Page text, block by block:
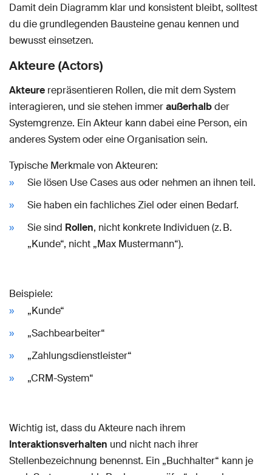
Damit dein Diagramm klar und konsistent bleibt, solltest
du die grundlegenden Bausteine genau kennen und
bewusst einsetzen.
Akteure (Actors)
Akteure repräsentieren Rollen, die mit dem System
interagieren, und sie stehen immeraußerhalbder
Systemgrenze. Ein Akteur kann dabei eine Person, ein
anderes System oder eine Organisation sein.
Typische Merkmale von Akteuren:
Sie lösen Use Cases aus oder nehmen an ihnen teil.
Sie haben ein fachliches Ziel oder einen Bedarf.
Sie sind Rollen, nicht konkrete Individuen (z. B.
„Kunde“, nicht „Max Mustermann“).
Beispiele:
„Kunde“
„Sachbearbeiter“
„Zahlungsdienstleister“
„CRM-System“
Wichtig ist, dass du Akteure nach ihrem
Interaktionsverhalten und nicht nach ihrer
Stellenbezeichnung benennst. Ein „Buchhalter“ kann je